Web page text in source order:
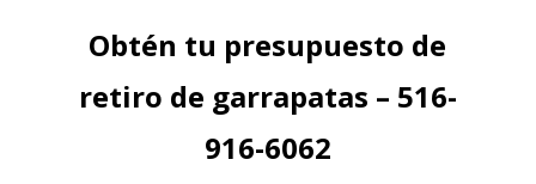
Obtén tu presupuesto de
retiro de garrapatas – 516-
916-6062